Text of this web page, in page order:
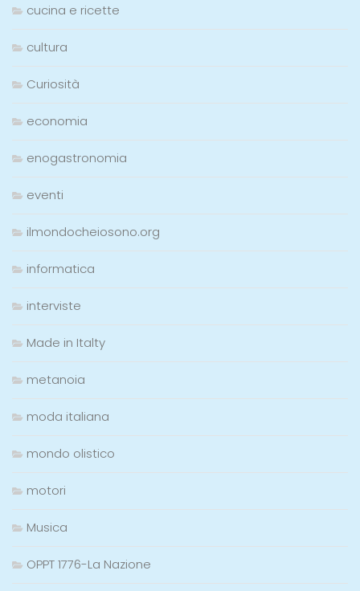
cucina e ricette
cultura
Curiosità
economia
enogastronomia
eventi
ilmondocheiosono.org
informatica
interviste
Made in Italty
metanoia
moda italiana
mondo olistico
motori
Musica
OPPT 1776-La Nazione